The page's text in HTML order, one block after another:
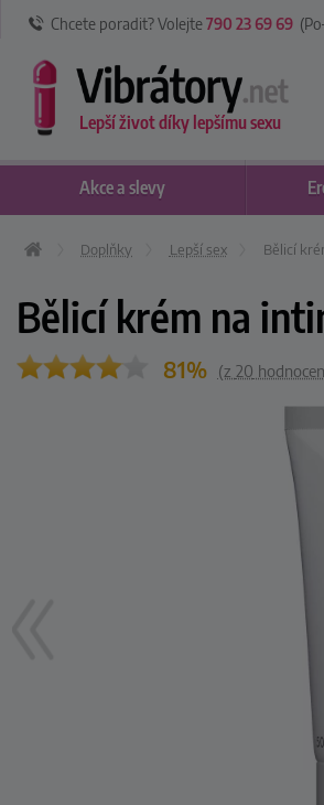
Chcete poradit? Volejte790 23 69 69
Lepší život díky lepšímu sexu
Doplňky Lepší sex Bělicí
Bělicí krém na
81% (z 20
Akcea slevy